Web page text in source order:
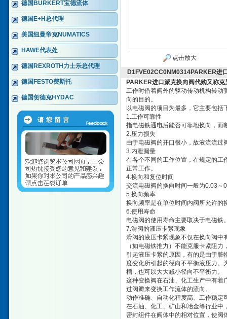
德国BURKERT宝德流体
德国E+H总代理
美国纽曼帝克NUMATICS
HAWE代表处
德国REXROTH力士乐总代理
德国FESTO费斯托
德国贺德克HYDAC
点击放大
D1FVE02CC0NM0314PARKER进
PARKER进口派克换向阀代购又称克
工作时借着阀外的驱动传动机构转动
向的目的。
以电磁阀的项目为最多，它主要包括
1.工作可靠性
指电磁铁通电后能否可靠地换向，而
2.压力损失
由于电磁阀的开口很小，故液流流过
3.内泄漏量
在各个不同的工作位置，在规定的工
正常工作。
4.换向和复位时间
交流电磁阀的换向时间一般为0.03～
5.换向频率
换向频率是在单位时间内阀所允许的
6.使用寿命
电磁阀的使用寿命主要取决于电磁
7.滑阀的液压卡紧现象
滑阀的液压卡紧现象不仅在换向阀中
（如电磁铁推力）不能克服卡紧阻力
引起液压卡紧的原因，有的是由于
度变化所引起的径向不平衡液压力
槽，也可以大大减小径向不平衡力。
这种变换阀在石油、化工生产中有着
过阀瓣来变换工作流体的流向。
动作准确、自动化程度高、工作稳定
在石油、化工、矿山和冶金等行业中
密封组件在阀体中的相对位置，使阀